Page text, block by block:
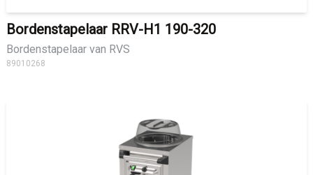
Bordenstapelaar RRV-H1 190-320
Bordenstapelaar van RVS
89010268